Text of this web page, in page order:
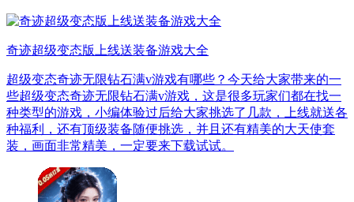
奇迹超级变态版上线送装备游戏大全
超级变态奇迹无限钻石满v游戏有哪些？今天给大家带来的一
些超级变态奇迹无限钻石满v游戏，这是很多玩家们都在找一
种类型的游戏，小编体验过后给大家挑选了几款，上线就送各
种福利，还有顶级装备随便挑选，并且还有精美的大天使套
装，画面非常精美，一定要来下载试试。